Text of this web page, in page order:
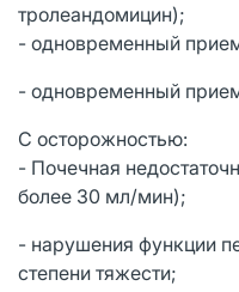
тролеандомицин);
- одновременный
- одновременный
С осторожностью:
- Почечная
более 30 мл/мин);
- нарушения функции
степени тяжести;